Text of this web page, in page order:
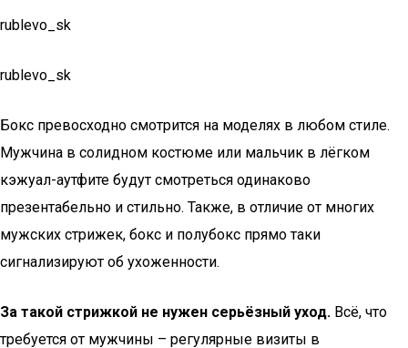
rublevo_sk
rublevo_sk
Бокс превосходно смотрится на моделях в любом стиле.
Мужчина в солидном костюме или мальчик в лёгком
кэжуал-аутфите будут смотреться одинаково
презентабельно и стильно. Также, в отличие от многих
мужских стрижек, бокс и полубокс прямо таки
сигнализируют об ухоженности.
За такой стрижкой не нужен серьёзный уход. Всё, что
требуется от мужчины – регулярные визиты в